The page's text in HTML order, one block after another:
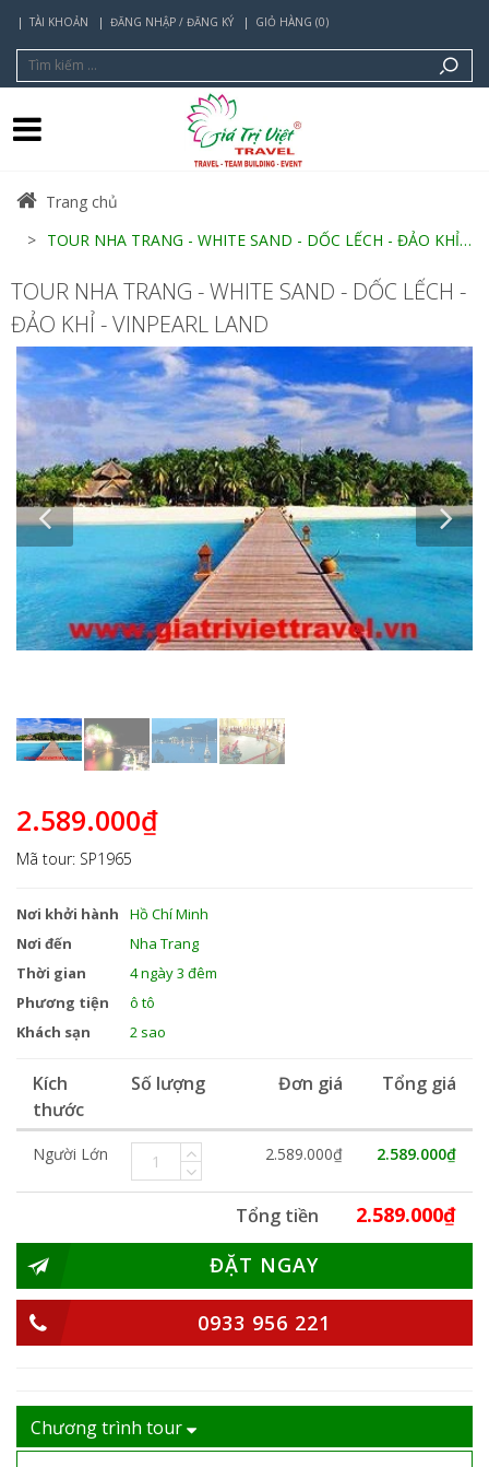
TÀI KHOẢN ĐĂNG NHẬP / ĐĂNG KÝ GIỎ HÀNG (0)
Trang chủ
TOUR NHA TRANG - WHITE SAND - DỐC LẾCH - ĐẢO KHỈ - VINPEARL LAND
TOUR NHA TRANG - WHITE SAND - DỐC LẾCH -
ĐẢO KHỈ - VINPEARL LAND
2.589.000₫
Mã tour: SP1965
Nơi khởi hành
Hồ Chí Minh
Nơi đến
Nha Trang
Thời gian
4 ngày 3 đêm
Phương tiện
ô tô
Khách sạn
2 sao
Kích
thước
Số lượng Đơn giá Tổng giá
Người Lớn 2.589.000₫ 2.589.000₫
Tổng tiền
2.589.000₫
ĐẶT NGAY
0933 956 221
Chương trình tour